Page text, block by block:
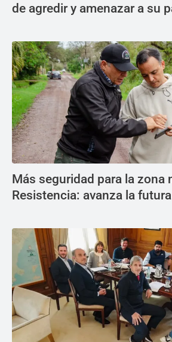
de agredir y amenazar a su
Más seguridad para la zona
Resistencia: avanza la